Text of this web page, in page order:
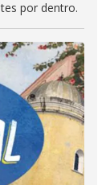
por dentro.